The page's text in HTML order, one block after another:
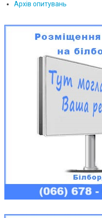
Архів опитувань